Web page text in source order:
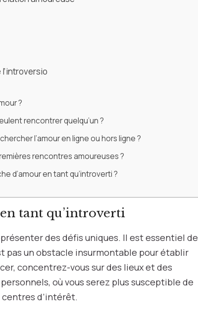
?
rencontrer quelqu’un ?
l’amour en ligne ou hors ligne ?
rencontres amoureuses ?
d’amour en tant qu’introverti ?
tant qu’introverti
des défis uniques. Il est essentiel de
pas un obstacle insurmontable pour établir
concentrez-vous sur des lieux et des
où vous serez plus susceptible de
d’intérêt.